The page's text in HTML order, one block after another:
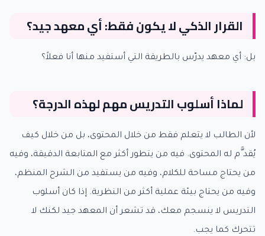
القرار الذكي لا يكون فقط: أي معهد جيد؟
بل: أي معهد يدرّس بالطريقة التي أستفيد منها أنا فعلاً؟
لماذا أسلوب التدريس مهم لهذه الدرجة؟
لأن الطالب لا يتعلم فقط من خلال المحتوى، بل من خلال كيف
يُقد َّم له المحتوى. فيه من يتطور أكثر مع المتابعة الدقيقة، وفيه
من يحتاج مساحة للكلام، وفيه من يستفيد من الشرح المنظم،
وفيه من يحتاج بيئة عملية أكثر من النظرية. إذا كان أسلوب
التدريس لا ينسجم معك، قد تشعر أن المعهد جيد لكنك لا
تتحرك كما يجب.